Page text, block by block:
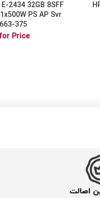
2434 32GB 8SFF
PS AP Svr
375
Price
اصالت